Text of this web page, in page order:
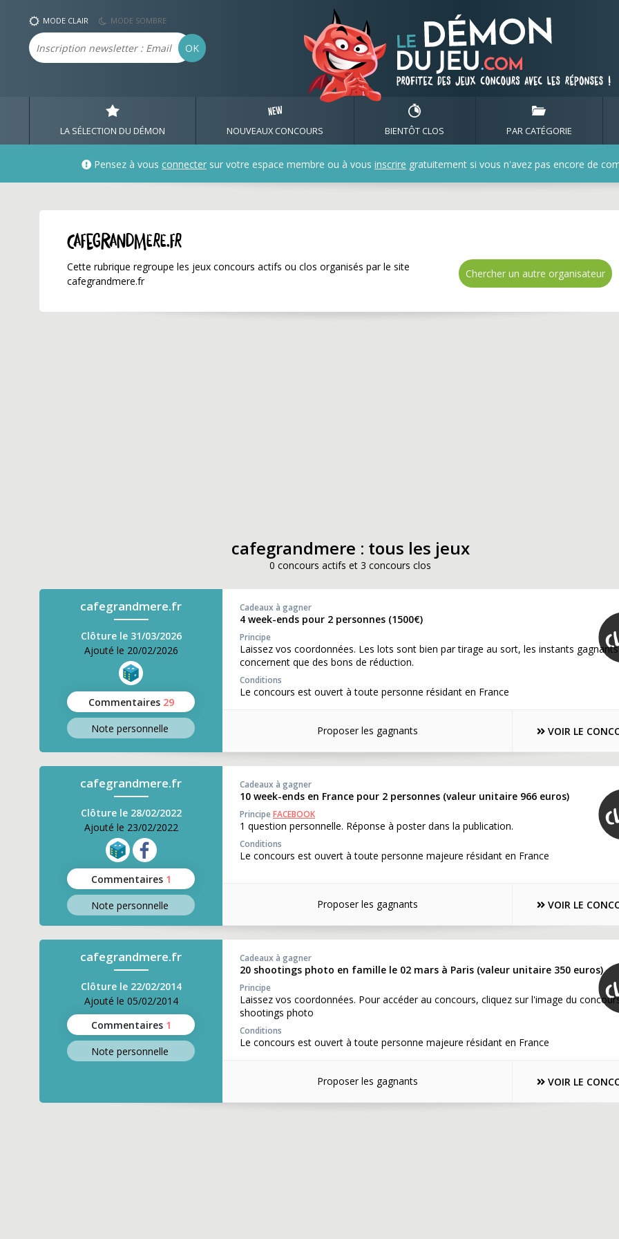
cafegrandmere.fr ✅ Gagnez de nombreux
MODE CLAIR MODE SOMBRE
Email OK
LA SÉLECTION DU DÉMON NOUVEAUX CONCOURS BIENTÔT CLOS PAR CATÉGORIE
Pensez à vous connecter sur votre espace membre ou à vous inscrire gratuitement si vous n'avez pas encore de
cafegrandmere.fr
Cette rubrique regroupe les jeux concours actifs ou clos organisés par le site
cafegrandmere.fr
Chercher un autre organisateur
cafegrandmere : tous les jeux
0 concours actifs et 3 concours clos
cafegrandmere.fr
Clôture le 31/03/2026
Ajouté le 20/02/2026
Commentaires 29
Note personnelle
Cadeaux à gagner
4 week-ends pour 2 personnes (1500€)
Principe
Laissez vos coordonnées. Les lots sont bien par tirage au sort, les instants
concernent que des bons de réduction.
Conditions
Le concours est ouvert à toute personne résidant en France
Proposer les gagnants VOIR LE
cafegrandmere.fr
Clôture le 28/02/2022
Ajouté le 23/02/2022
Commentaires 1
Note personnelle
Cadeaux à gagner
10 week-ends en France pour 2 personnes (valeur unitaire 966 euros)
PrincipeFACEBOOK
1 question personnelle. Réponse à poster dans la publication.
Conditions
Le concours est ouvert à toute personne majeure résidant en France
Proposer les gagnants VOIR LE
cafegrandmere.fr
Clôture le 22/02/2014
Ajouté le 05/02/2014
Commentaires 1
Note personnelle
Cadeaux à gagner
20 shootings photo en famille le 02 mars à Paris (valeur unitaire 350 euros)
Principe
Laissez vos coordonnées. Pour accéder au concours, cliquez sur l'image du
shootings photo
Conditions
Le concours est ouvert à toute personne majeure résidant en France
Proposer les gagnants VOIR LE